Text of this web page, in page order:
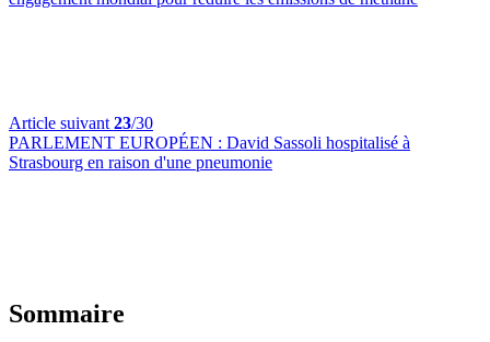
Article suivant 23/30
PARLEMENT EUROPÉEN : David Sassoli hospitalisé à
Strasbourg en raison d'une pneumonie
Sommaire